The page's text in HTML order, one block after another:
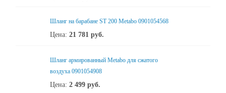
Шланг на барабане ST 200 Metabo 0901054568
Цена: 21 781 руб.
Шланг армированный Metabo для сжатого
воздуха 0901054908
Цена: 2 499 руб.